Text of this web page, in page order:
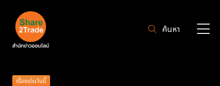
ค้นหา
เรื่องเด่นวันนี้